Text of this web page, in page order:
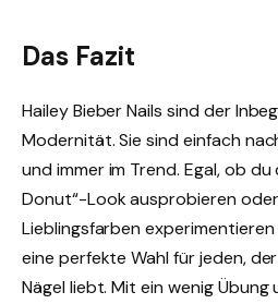
Das Fazit
Hailey Bieber Nails sind der
Modernität. Sie sind einfach
und immer im Trend. Egal, ob
Donut“-Look ausprobieren
Lieblingsfarben
eine perfekte Wahl für jeden,
Nägel liebt. Mit ein wenig